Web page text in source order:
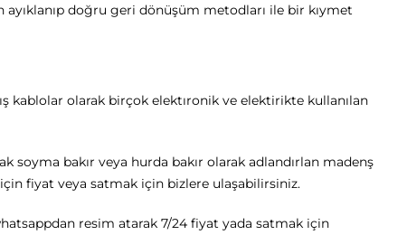
doğru geri dönüşüm metodları ile bir kıymet
kablolar olarak birçok elektıronik ve elektirikte kullanılan
soyma bakır veya hurda bakır olarak adlandırlan madenş
fiyat veya satmak için bizlere ulaşabilirsiniz.
resim atarak 7/24 fiyat yada satmak için